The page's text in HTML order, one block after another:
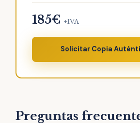
185€ +IVA
Solicitar Copia
Preguntas